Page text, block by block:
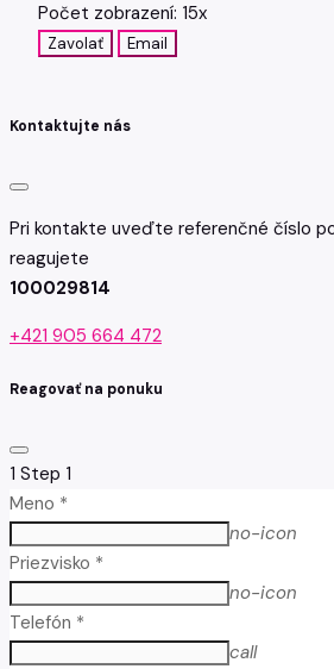
Počet zobrazení: 15x
Zavolať Email
Kontaktujte nás
Pri kontakte uveďte referenčné číslo
reagujete
100029814
+421 905 664 472
Reagovať na ponuku
1 Step 1
Meno *
no-icon
Priezvisko *
no-icon
Telefón *
call